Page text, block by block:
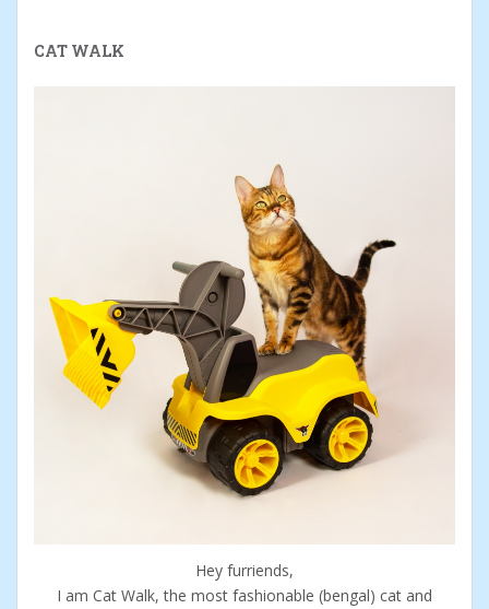
CAT WALK
Hey furriends,
I am Cat Walk, the most fashionable (bengal) cat and